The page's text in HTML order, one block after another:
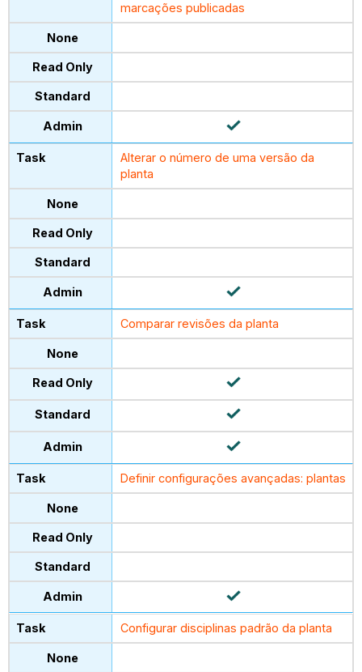
marcações publicadas
Alterar o número de uma versão da
planta
Comparar revisões da planta
Definir configurações avançadas: plantas
Configurar disciplinas padrão da planta